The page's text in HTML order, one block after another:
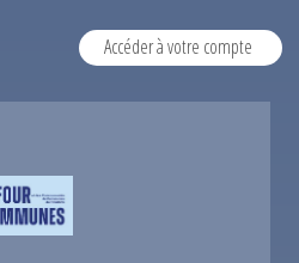
Accéder à votre compte